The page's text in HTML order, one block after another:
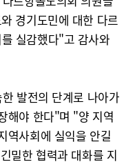
경기도민에 대한 다르
실감했다"고 감사와
발전의 단계로 나아가
해야 한다"며 "양 지역
역사회에 실익을 안길
밀한 협력과 대화를 지